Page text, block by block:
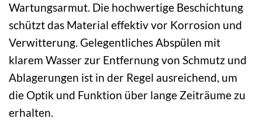
Wartungsarmut. Die hochwertige Beschichtung
schützt das Material effektiv vor Korrosion und
Verwitterung. Gelegentliches Abspülen mit
klarem Wasser zur Entfernung von Schmutz und
Ablagerungen ist in der Regel ausreichend, um
die Optik und Funktion über lange Zeiträume zu
erhalten.